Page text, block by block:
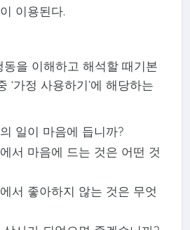
이용된다.
을 이해하고 해석할 때기본
‘가정 사용하기’에 해당하는
일이 마음에 듭니까?
서 마음에 드는 것은 어떤 것
서 좋아하지 않는 것은 무엇